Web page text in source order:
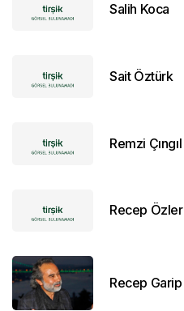
Salih Koca
Sait Öztürk
Remzi Çıngıl
Recep Özler
Recep Garip